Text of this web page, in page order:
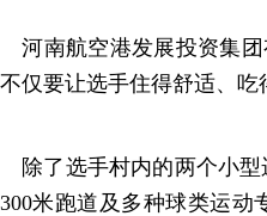
河南航空港发展投资集团
不仅要让选手住得舒适、
除了选手村内的两个小型
300米跑道及多种球类运动